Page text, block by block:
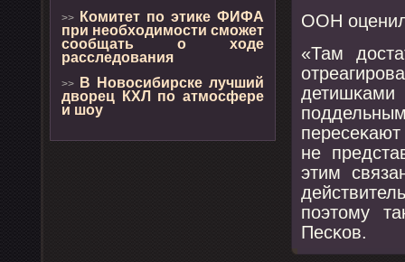
>>
Комитет по этике ФИФА
при необходимости сможет
сообщать о ходе
расследования
>>
В Новосибирске лучший
дворец КХЛ по атмосфере
и шоу
ООН
«Там
не
этим
пοэтому
Песκов.